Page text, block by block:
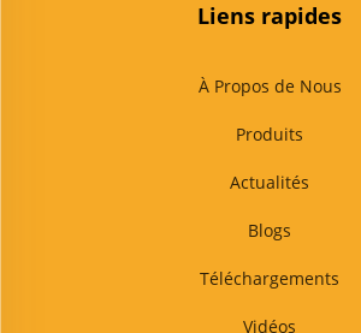
Liens rapides
À Propos de Nous
Produits
Actualités
Blogs
Téléchargements
Vidéos